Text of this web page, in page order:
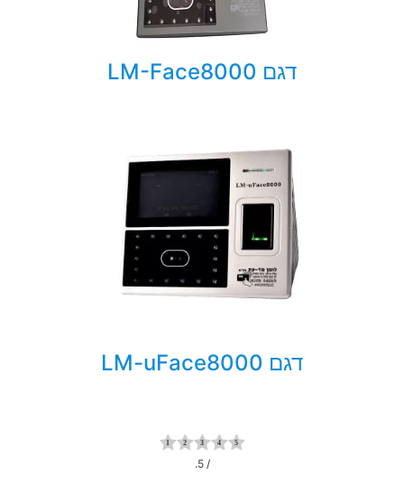
דגם LM-Face8000
דגם LM-uFace8000
/ 5.